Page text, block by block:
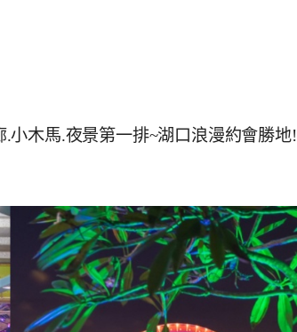
小木馬.夜景第一排~湖口浪漫約會勝地!